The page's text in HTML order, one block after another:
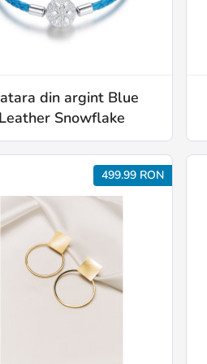
din argint Blue
Snowflake
499.99 RON